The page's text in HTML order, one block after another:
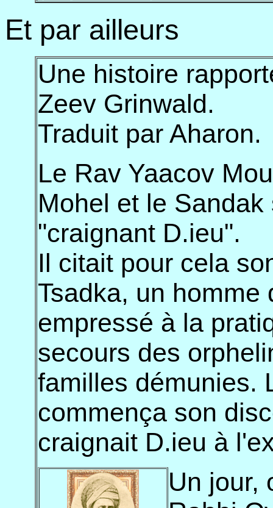
Et par ailleurs
Une histoire
Zeev Grinwald.
Traduit par Aharon.
Le Rav Yaacov
Mohel et le
"craignant D.ieu".
Il citait pour cela
Tsadka, un
empressé à la
secours des
familles démunies.
commença son
craignait D.ieu à
Un jour,